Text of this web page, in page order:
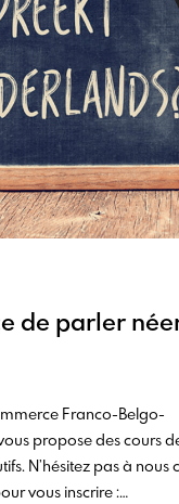
de parler
Franco-Belgo-
propose des cours
N’hésitez pas à nous
vous inscrire :